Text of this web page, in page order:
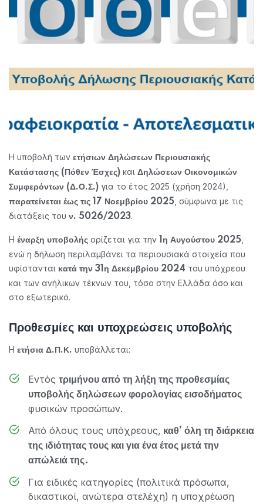
Η υποβολή των ετήσιων Δηλώσεων Περιουσιακής
Κατάστασης (Πόθεν Έσχες) και Δηλώσεων Οικονομικών
Συμφερόντων (Δ.Ο.Σ.) για το έτος 2025 (χρήση 2024),
παρατείνεται έως τις 17 Νοεμβρίου 2025 , σύμφωνα με τις
διατάξεις του ν. 5026/2023.
Η έναρξη υποβολής ορίζεται για την 1η Αυγούστου 2025
ενώ η δήλωση περιλαμβάνει τα περιουσιακά στοιχεία που
υφίστανται κατά την 31η Δεκεμβρίου 2024 του υπόχρεου
και των ανήλικων τέκνων του, τόσο στην Ελλάδα όσο και
στο εξωτερικό.
Προθεσμίες και υποχρεώσεις υποβολής
Η ετήσια Δ.Π.Κ. υποβάλλεται:
Εντός τριμήνου από τη λήξη της προθεσμίας
υποβολής δηλώσεων φορολογίας εισοδήματος
φυσικών προσώπων.
Από όλους τους υπόχρεους, καθ’ όλη τη διάρκεια
της ιδιότητας τους και για ένα έτος μετά την
απώλειά της.
Για ειδικές κατηγορίες (πολιτικά πρόσωπα,
δικαστικοί, ανώτερα στελέχη) η υποχρέωση